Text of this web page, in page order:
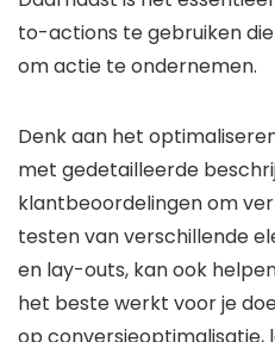
to-actions te gebruiken
om actie te ondernemen.
Denk aan het
met gedetailleerde
klantbeoordelingen om
testen van verschillende
en lay-outs, kan ook
het beste werkt voor je
op conversieoptimalisatie,